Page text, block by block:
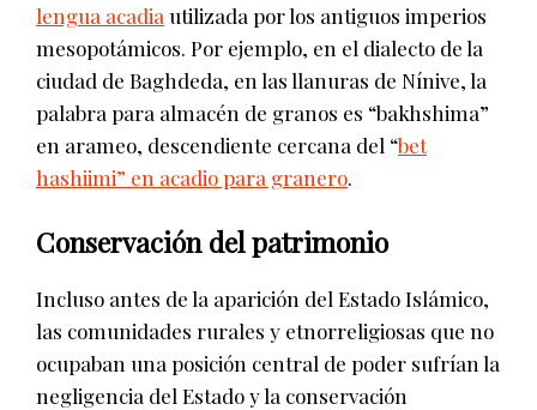
lengua acadia utilizada por los antiguos imperios
mesopotámicos. Por ejemplo, en el dialecto de la
ciudad de Baghdeda, en las llanuras de Nínive, la
palabra para almacén de granos es “bakhshima”
en arameo, descendiente cercana del “bet
hashiimi” en acadio para granero.
Conservación del patrimonio
Incluso antes de la aparición del Estado Islámico,
las comunidades rurales y etnorreligiosas que no
ocupaban una posición central de poder sufrían la
negligencia del Estado y la conservación